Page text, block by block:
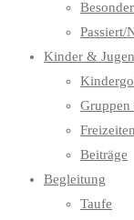
Passiert/
Kinder &
Gruppen
Freizeiten
Beiträge
Begleitung
Taufe